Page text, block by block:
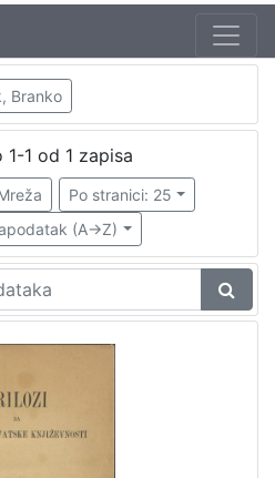
Branko
1-1 od 1 zapisa
Po stranici: 25
(A->Z)